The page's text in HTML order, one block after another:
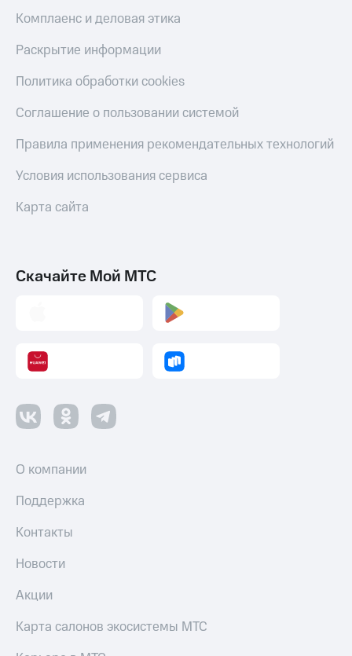
Комплаенс и деловая этика
Раскрытие информации
Политика обработки cookies
Соглашение о пользовании системой
Правила применения рекомендательных технологий
Условия использования сервиса
Карта сайта
Скачайте Мой МТС
О компании
Поддержка
Контакты
Новости
Акции
Карта салонов экосистемы МТС